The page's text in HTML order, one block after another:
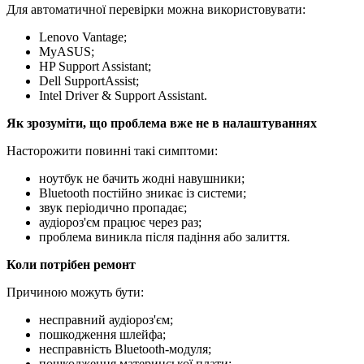
Для автоматичної перевірки можна використовувати:
Lenovo Vantage;
MyASUS;
HP Support Assistant;
Dell SupportAssist;
Intel Driver & Support Assistant.
Як зрозуміти, що проблема вже не в налаштуваннях
Насторожити повинні такі симптоми:
ноутбук не бачить жодні навушники;
Bluetooth постійно зникає із системи;
звук періодично пропадає;
аудіороз'єм працює через раз;
проблема виникла після падіння або залиття.
Коли потрібен ремонт
Причиною можуть бути:
несправний аудіороз'єм;
пошкодження шлейфа;
несправність Bluetooth-модуля;